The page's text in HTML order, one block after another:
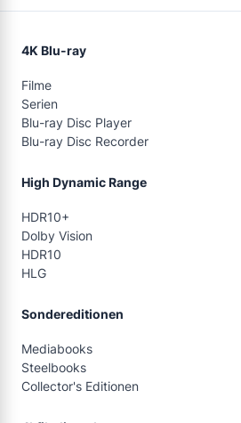
4K Blu-ray
Filme
Serien
Blu-ray Disc Player
Blu-ray Disc Recorder
High Dynamic Range
HDR10+
Dolby Vision
HDR10
HLG
Sondereditionen
Mediabooks
Steelbooks
Collector's Editionen